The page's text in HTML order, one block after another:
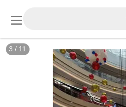
3 / 11